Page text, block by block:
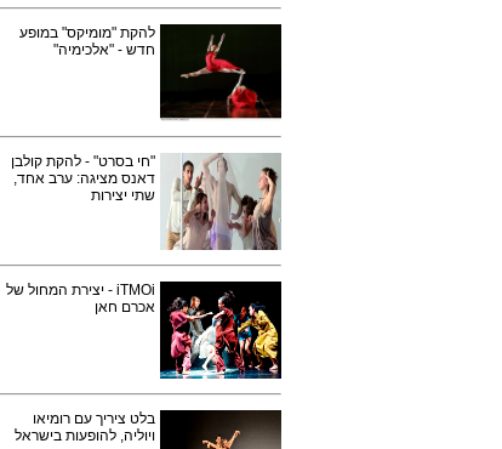
להקת "מומיקס" במופע
חדש - "אלכימיה"
"חי בסרט" - להקת קולבן
דאנס מציגה: ערב אחד,
שתי יצירות
iTMOi - יצירת המחול של
אכרם חאן
בלט ציריך עם רומיאו
ויוליה, להופעות בישראל